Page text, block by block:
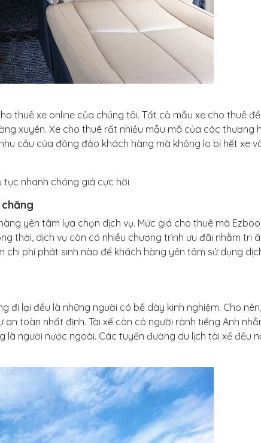
thuê xe online của chúng tôi. Tất cả mẫu xe cho thuê
xuyên. Xe cho thuê rất nhiều mẫu mã của các thương
cầu của đông đảo khách hàng mà không lo bị hết xe
tục nhanh chóng giá cực hời
yên tâm lựa chọn dịch vụ. Mức giá cho thuê mà
thời, dịch vụ còn có nhiều chương trình ưu đãi nhằm tri
chi phí phát sinh nào để khách hàng yên tâm sử dụng
đi lại đều là những người có bề dày kinh nghiệm. Cho nên,
toàn nhất định. Tài xế còn có người rành tiếng Anh
là người nước ngoài. Các tuyến đường du lịch tài xế đều